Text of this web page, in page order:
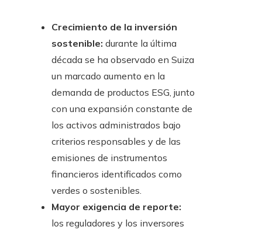
Crecimiento de la inversión
sostenible: durante la última
década se ha observado en Suiza
un marcado aumento en la
demanda de productos ESG, junto
con una expansión constante de
los activos administrados bajo
criterios responsables y de las
emisiones de instrumentos
financieros identificados como
verdes o sostenibles.
Mayor exigencia de reporte:
los reguladores y los inversores